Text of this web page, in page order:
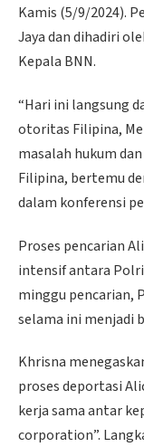
Kamis (5/9/2024).
Jaya dan dihadiri
Kepala BNN.
“Hari ini langsung
otoritas Filipina,
masalah hukum
Filipina, bertemu
dalam konferensi
Proses pencarian
intensif antara
minggu pencarian,
selama ini menjadi
Khrisna
proses deportasi
kerja sama antar
corporation”.